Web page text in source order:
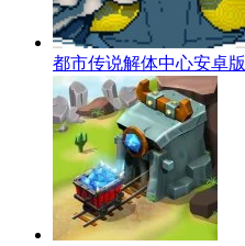
都市传说解体中心安卓版